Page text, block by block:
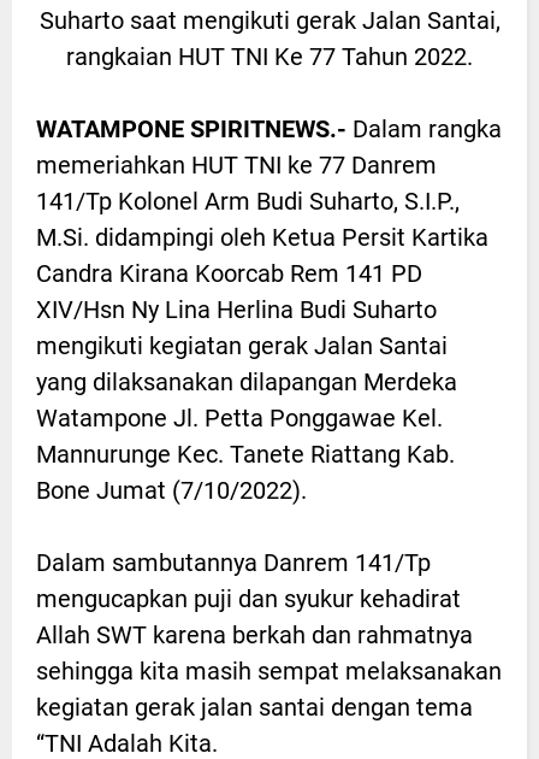
Suharto saat mengikuti gerak Jalan Santai,
rangkaian HUT TNI Ke 77 Tahun 2022.
WATAMPONE SPIRITNEWS.- Dalam rangka
memeriahkan HUT TNI ke 77 Danrem
141/Tp Kolonel Arm Budi Suharto, S.I.P.,
M.Si. didampingi oleh Ketua Persit Kartika
Candra Kirana Koorcab Rem 141 PD
XIV/Hsn Ny Lina Herlina Budi Suharto
mengikuti kegiatan gerak Jalan Santai
yang dilaksanakan dilapangan Merdeka
Watampone Jl. Petta Ponggawae Kel.
Mannurunge Kec. Tanete Riattang Kab.
Bone Jumat (7/10/2022).
Dalam sambutannya Danrem 141/Tp
mengucapkan puji dan syukur kehadirat
Allah SWT karena berkah dan rahmatnya
sehingga kita masih sempat melaksanakan
kegiatan gerak jalan santai dengan tema
“TNI Adalah Kita.